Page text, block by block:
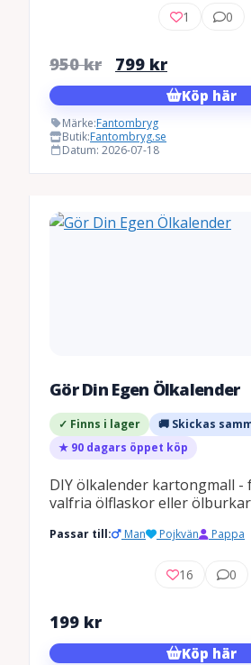
1 0
950kr
Det
ursprungliga
priset
var:
950 kr.
799 krDet
priset
Köp här
Märke:Fantombryg
Butik:Fantombryg.se
Datum: 2026-07-18
Gör Din Egen Ölkalender
✓ Finns i lager
🚚 Skickas
★ 90 dagars öppet köp
DIY ölkalender kartongmall -
valfria ölflaskor eller ölburkar
Passar till: Man Pojkvän Pappa
16 0
199 kr
Köp här